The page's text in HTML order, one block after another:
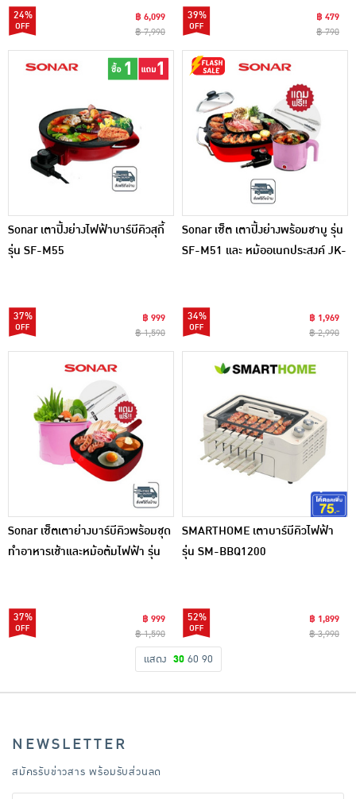
24%
฿ 6,099
฿ 7,990
39%
฿ 479
฿ 790
Sonar เตาปิ้งย่างไฟฟ้าบาร์บีคิวสุกี้
รุ่น SF-M55
37%
฿ 999
฿ 1,590
Sonar เซ็ต เตาปิ้งย่างพร้อมชาบู รุ่น
SF-M51 และ หม้ออเนกประสงค์ JK-
34%
฿ 1,969
฿ 2,990
Sonar เซ็ตเตาย่างบาร์บีคิวพร้อมชุด
ทำอาหารเช้าและหม้อต้มไฟฟ้า รุ่น
37%
฿ 999
฿ 1,590
SMARTHOME เตาบาร์บีคิวไฟฟ้า
รุ่น SM-BBQ1200
52%
฿ 1,899
฿ 3,990
แสดง 30 60 90
NEWSLETTER
สมัครรับข่าวสาร พร้อมรับส่วนลด